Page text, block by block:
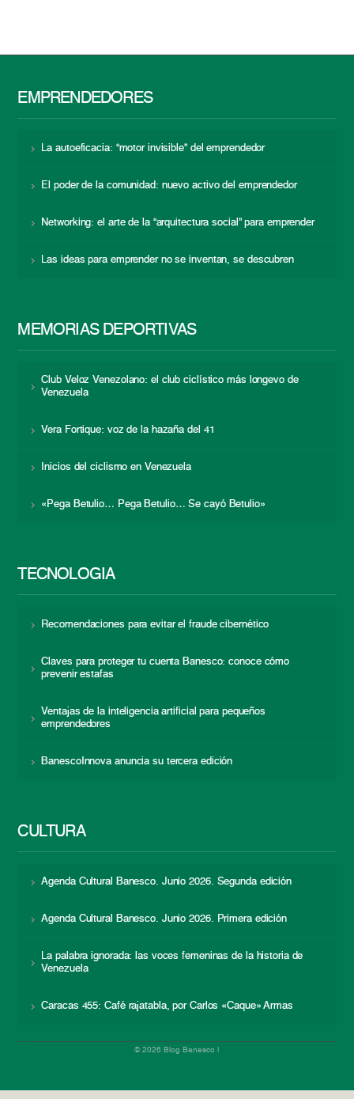
EMPRENDEDORES
La autoeficacia: “motor invisible” del emprendedor
El poder de la comunidad: nuevo activo del emprendedor
Networking: el arte de la “arquitectura social” para emprender
Las ideas para emprender no se inventan, se descubren
MEMORIAS DEPORTIVAS
Club Veloz Venezolano: el club ciclístico más longevo de
Venezuela
Vera Fortique: voz de la hazaña del 41
Inicios del ciclismo en Venezuela
«Pega Betulio… Pega Betulio… Se cayó Betulio»
TECNOLOGÍA
Recomendaciones para evitar el fraude cibernético
Claves para proteger tu cuenta Banesco: conoce cómo
prevenir estafas
Ventajas de la inteligencia artificial para pequeños
emprendedores
BanescoInnova anuncia su tercera edición
CULTURA
Agenda Cultural Banesco. Junio 2026. Segunda edición
Agenda Cultural Banesco. Junio 2026. Primera edición
La palabra ignorada: las voces femeninas de la historia de
Venezuela
Caracas 455: Café rajatabla, por Carlos «Caque» Armas
© 2026 Blog Banesco |